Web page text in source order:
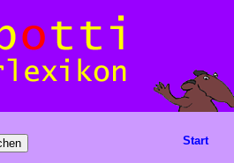
Start